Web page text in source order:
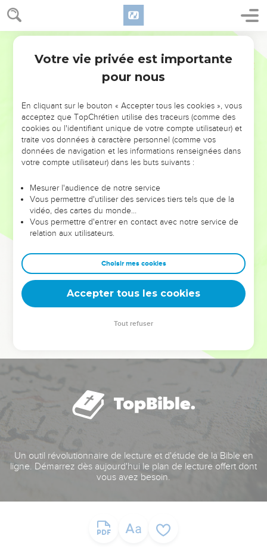
NE MANQUEZ PAS L’ÉVÉNEMENT
DE L’ANNÉE !
ET SI LEURS ERREURS POUVAIENT VOUS ÉVITER LES
VOTRES ?
leur foi ou leur vision. Mais on voit moins les doutes, les erreurs
et les saisons difficiles qu'ils ont traversés, alors même que ce
sont elles qui les ont façonnés.
Dans cette conférence, leaders, entrepreneurs, et responsables
clés pour avancer avec plus de sagesse afin que leurs erreurs
deviennent vos tremplins. Que vous guidiez un ministère, une
équipe, un groupe ou une famille, leur expérience est faite
Un outil révolutionnaire de lecture et d'étude de la Bible en
ligne. Démarrez dès aujourd'hui le plan de lecture offert dont
vous avez besoin.
Votre vie privée est importante
pour nous
En cliquant sur le bouton « Accepter tous les cookies », vous
acceptez que TopChrétien utilise des traceurs (comme des
cookies ou l'identifiant unique de votre compte utilisateur) et
traite vos données à caractère personnel (comme vos
données de navigation et les informations renseignées dans
votre compte utilisateur) dans les buts suivants :
Mesurer l'audience de notre service
Vous permettre d'utiliser des services tiers tels que de la
vidéo, des cartes du monde…
Vous permettre d'entrer en contact avec notre service de
relation aux utilisateurs.
Choisir mes cookies
Accepter tous les cookies
Tout refuser